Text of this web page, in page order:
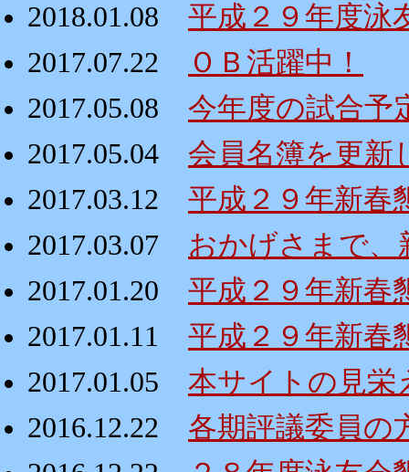
2018.01.08
平成２９年度泳
2017.07.22
ＯＢ活躍中！
2017.05.08
今年度の試合予
2017.05.04
会員名簿を更新
2017.03.12
平成２９年新春
2017.03.07
おかげさまで、
2017.01.20
平成２９年新春
2017.01.11
平成２９年新春
2017.01.05
本サイトの見栄
2016.12.22
各期評議委員の